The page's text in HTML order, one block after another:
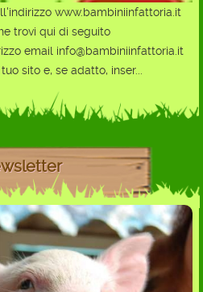
www.bambiniinfattoria.it
trovi qui di seguito
email info@bambiniinfattoria.it
sito e, se adatto, inser...